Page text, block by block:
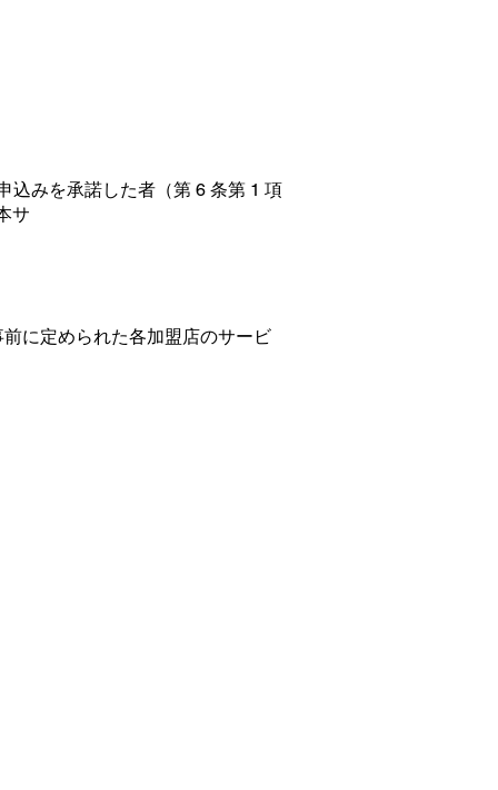
込みを承諾した者（第 6 条第 1 項
サ
に定められた各加盟店のサービ